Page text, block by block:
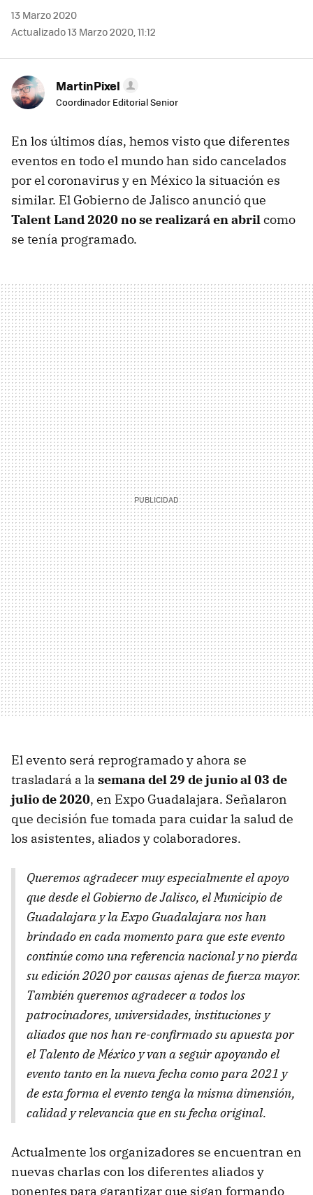
13 Marzo 2020
Actualizado 13 Marzo 2020, 11:12
MartinPixel
Coordinador Editorial Senior
En los últimos días, hemos visto que diferentes
eventos en todo el mundo han sido cancelados
por el coronavirus y en México la situación es
similar. El Gobierno de Jalisco anunció que
Talent Land 2020 no se realizará en abrilcomo
se tenía programado.
El evento será reprogramado y ahora se
trasladará a la semana del 29 de junio al 03 de
julio de 2020, en Expo Guadalajara. Señalaron
que decisión fue tomada para cuidar la salud de
los asistentes, aliados y colaboradores.
Queremos agradecer muy especialmente el apoyo
que desde el Gobierno de Jalisco, el Municipio de
Guadalajara y la Expo Guadalajara nos han
brindado en cada momento para que este evento
continúe como una referencia nacional y no pierda
su edición 2020 por causas ajenas de fuerza mayor.
También queremos agradecer a todos los
patrocinadores, universidades, instituciones y
aliados que nos han re-confirmado su apuesta por
el Talento de México y van a seguir apoyando el
evento tanto en la nueva fecha como para 2021 y
de esta forma el evento tenga la misma dimensión,
calidad y relevancia que en su fecha original.
Actualmente los organizadores se encuentran en
nuevas charlas con los diferentes aliados y
ponentes para garantizar que sigan formando